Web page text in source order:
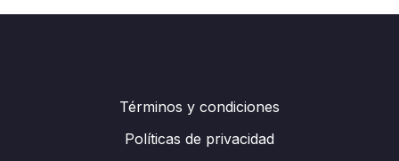
Términos y condiciones
Políticas de privacidad